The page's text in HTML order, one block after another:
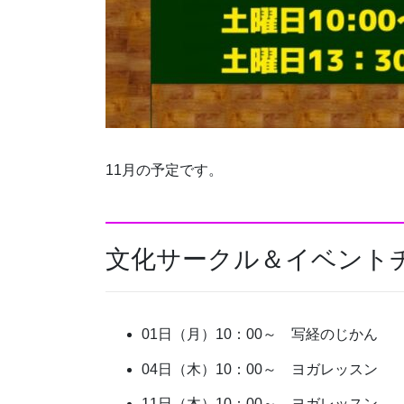
11月の予定です。
文化サークル＆イベント
01日（月）10：00～ 写経のじかん
04日（木）10：00～ ヨガレッスン